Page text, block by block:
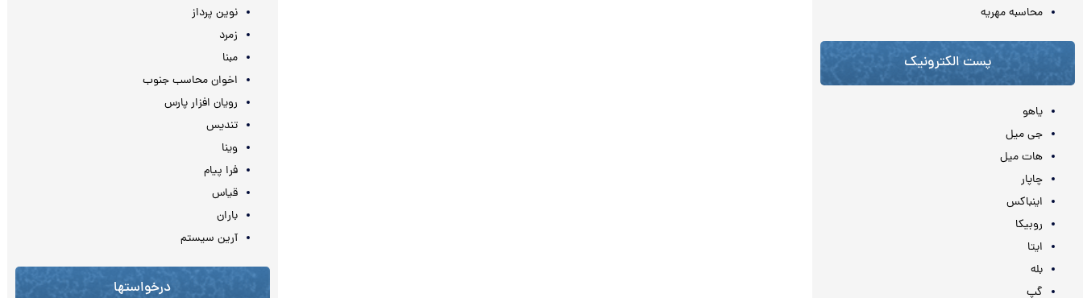
محاسبه مهريه
پست الکترونیک
یاهو
جی میل
هات میل
چاپار
اینباکس
روبیکا
ایتا
بله
گپ
نوین پرداز
زمرد
مبنا
اخوان محاسب جنوب
رویان افزار پارس
تندیس
وینا
فرا پیام
قیاس
باران
آرین سیستم
درخواستها